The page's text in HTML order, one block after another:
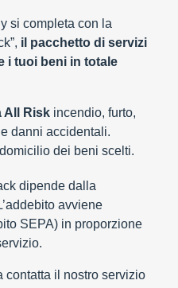
si completa con la
il pacchetto di servizi
i tuoi beni in totale
All Risk incendio, furto,
danni accidentali.
dei beni scelti.
dipende dalla
avviene
SEPA) in proporzione
contatta il nostro servizio